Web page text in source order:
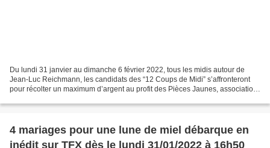
Du lundi 31 janvier au dimanche 6 février 2022, tous les midis autour de
Jean-Luc Reichmann, les candidats des “12 Coups de Midi” s’affronteront
pour récolter un maximum d’argent au profit des Pièces Jaunes, association
4 mariages pour une lune de miel débarque en
inédit sur TFX dès le lundi 31/01/2022 à 16h50